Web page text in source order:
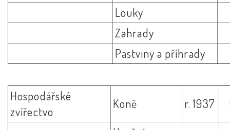
Louky
Zahrady
Pastviny a příhrady
Hospodářské
zvířectvo
Koně r. 1937